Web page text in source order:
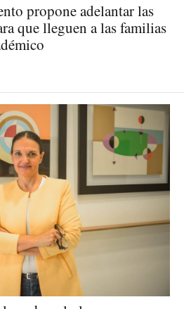
propone adelantar las
que lleguen a las familias